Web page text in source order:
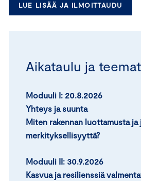
LUE LISÄÄ JA ILMOITTAUDU
Aikataulu ja teemat
Moduuli I: 20.8.2026
Yhteys ja suunta
Miten rakennan luottamusta ja
merkityksellisyyttä?
Moduuli II: 30.9.2026
Kasvua ja resilienssiä